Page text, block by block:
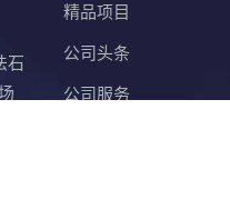
石
精品项目
公司头条
公司服务